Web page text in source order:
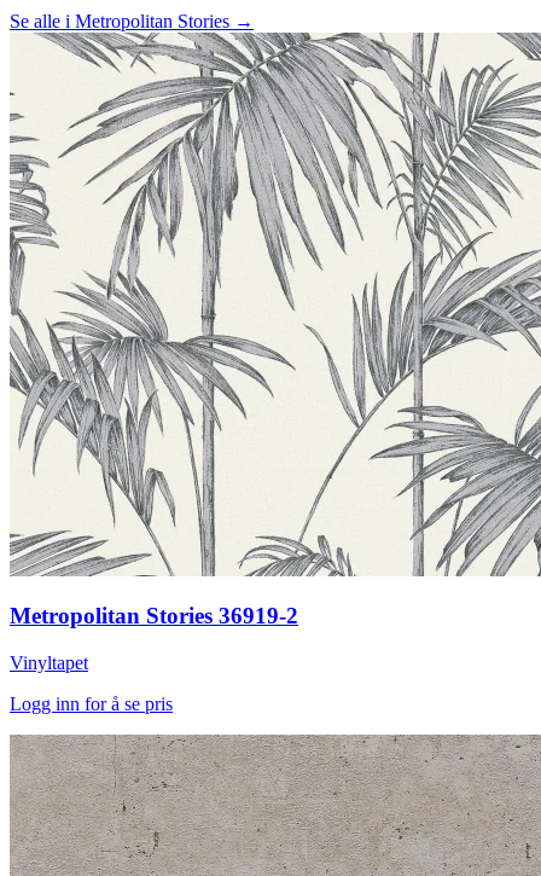
Se alle i Metropolitan Stories →
Metropolitan Stories 36919-2
Vinyltapet
Logg inn for å se pris